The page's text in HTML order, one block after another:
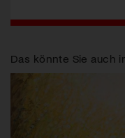
Das könnte Sie auch